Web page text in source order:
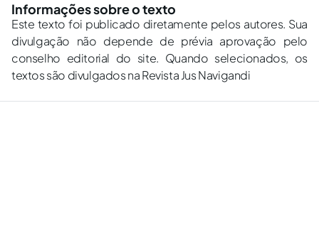
Informações sobre o texto
Este texto foi publicado diretamente pelos autores. Sua
divulgação não depende de prévia aprovação pelo
conselho editorial do site. Quando selecionados, os
textos são divulgados na Revista Jus Navigandi